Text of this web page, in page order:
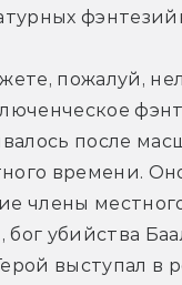
пожалуй,
после
времени.
члены
бог убийства
выступал в